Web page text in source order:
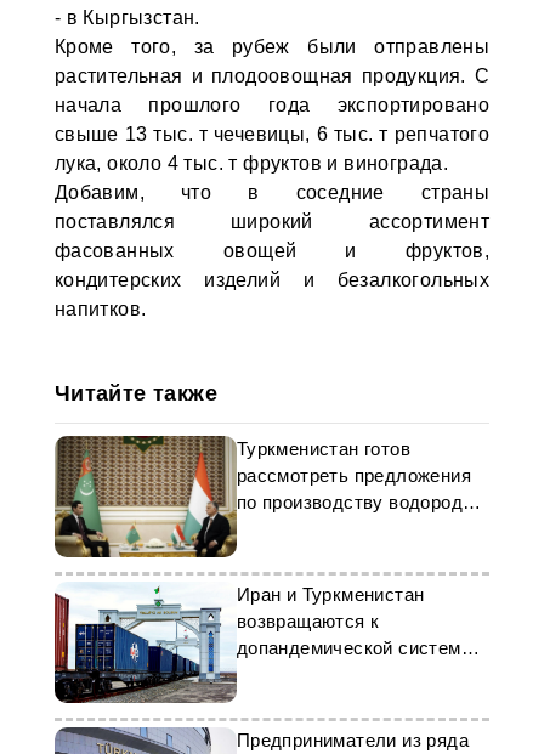
- в Кыргызстан.
Кроме того, за рубеж были отправлены
растительная и плодоовощная продукция. С
начала прошлого года экспортировано
свыше 13 тыс. т чечевицы, 6 тыс. т репчатого
лука, около 4 тыс. т фруктов и винограда.
Добавим, что в соседние страны
поставлялся широкий ассортимент
фасованных овощей и фруктов,
кондитерских изделий и безалкогольных
напитков.
Читайте также
Туркменистан готов
рассмотреть предложения
по производству водорода
из природного газа
Иран и Туркменистан
возвращаются к
допандемической системе
грузового транзита
Предприниматели из ряда